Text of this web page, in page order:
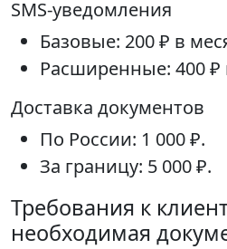
SMS-уведомления
Базовые: 200 ₽ в
Расширенные: 400 ₽
Доставка документов
По России: 1 000 ₽.
За границу: 5 000 ₽.
Требования к
необходимая